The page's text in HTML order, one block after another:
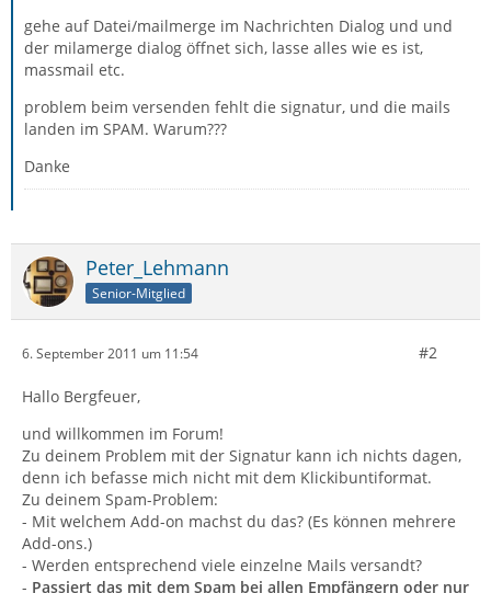
gehe auf Datei/mailmerge im Nachrichten Dialog und und
der milamerge dialog öffnet sich, lasse alles wie es ist,
massmail etc.
problem beim versenden fehlt die signatur, und die mails
landen im SPAM. Warum???
Danke
Peter_Lehmann
Senior-Mitglied
6. September 2011 um 11:54 #2
Hallo Bergfeuer,
und willkommen im Forum!
Zu deinem Problem mit der Signatur kann ich nichts dagen,
denn ich befasse mich nicht mit dem Klickibuntiformat.
Zu deinem Spam-Problem:
- Mit welchem Add-on machst du das? (Es können mehrere
Add-ons.)
- Werden entsprechend viele einzelne Mails versandt?
- Passiert das mit dem Spam bei allen Empfängern oder nur